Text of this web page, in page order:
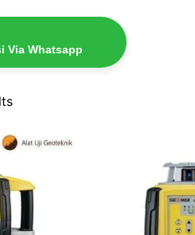
Via Whatsapp